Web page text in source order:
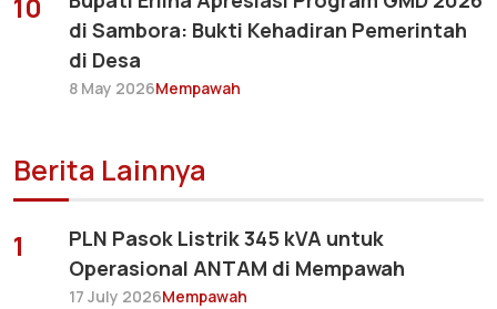
10
di Sambora: Bukti Kehadiran Pemerintah
di Desa
8 May 2026Mempawah
Berita Lainnya
1
PLN Pasok Listrik 345 kVA untuk
Operasional ANTAM di Mempawah
17 July 2026Mempawah